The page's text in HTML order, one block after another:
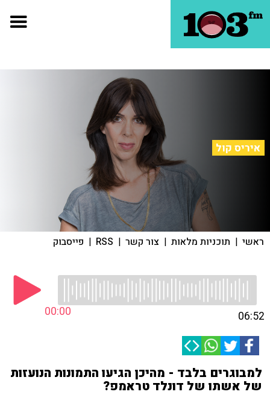
איריס קול
ראשי | תוכניות מלאות | צור קשר |
RSS
| פייסבוק
00:00 06:52
למבוגרים בלבד - מהיכן הגיעו התמונות הנועזות
של אשתו של דונלד טראמפ?